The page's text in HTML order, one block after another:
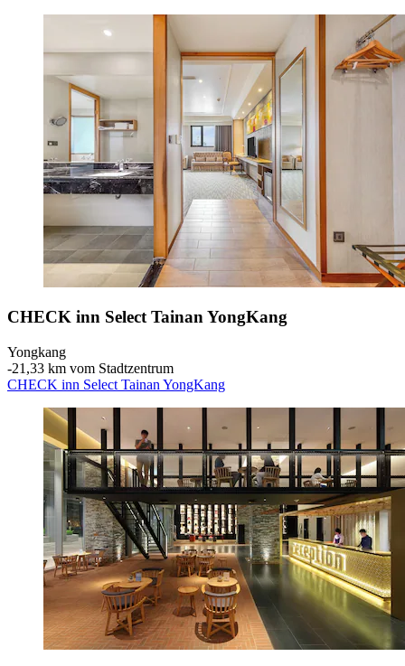
CHECK inn Select Tainan YongKang
Yongkang
‐21,33 km vom Stadtzentrum
CHECK inn Select Tainan YongKang